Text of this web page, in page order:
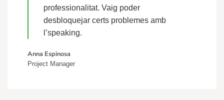
professionalitat. Vaig poder
desbloquejar certs problemes amb
l’speaking.
Anna Espinosa
Project Manager